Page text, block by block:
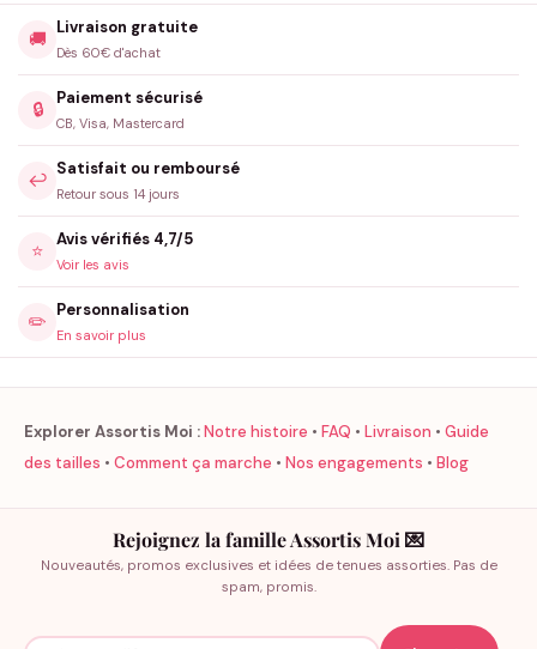
🚚
Livraison gratuite
Dès 60€ d'achat
🔒
Paiement sécurisé
CB, Visa, Mastercard
↩️
Satisfait ou remboursé
Retour sous 14 jours
⭐
Avis vérifiés 4,7/5
Voir les avis
✏️
Personnalisation
En savoir plus
Explorer Assortis Moi :Notre histoire • FAQ • Livraison • Guide
des tailles • Comment ça marche • Nos engagements • Blog
Rejoignez la famille Assortis Moi 💌
Nouveautés, promos exclusives et idées de tenues assorties. Pas de
spam, promis.